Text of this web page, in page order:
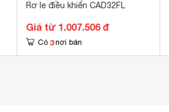
Rơ le điều khiển CAD32FL
Giá từ 1.007.506 đ
Có 3 nơi bán